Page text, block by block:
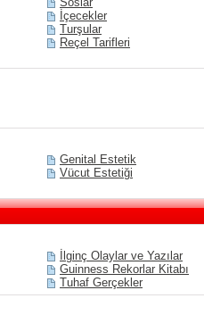
İçecekler
Turşular
Reçel Tarifleri
Genital Estetik
Vücut Estetiği
İlginç Olaylar ve Yazılar
Guinness Rekorlar Kitabı
Tuhaf Gerçekler